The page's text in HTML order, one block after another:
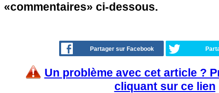
«commentaires» ci-dessous.
Partager sur Facebook
Un problème avec cet article ?
cliquant sur ce lien